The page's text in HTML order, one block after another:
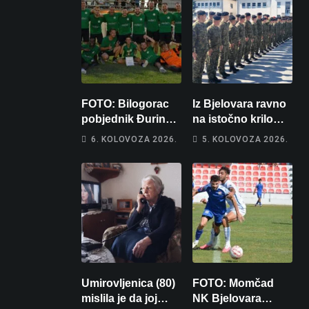
FOTO: Bilogorac
pobjednik Đurinog
memorijala
6. KOLOVOZA 2026.
Iz Bjelovara ravno
na istočno krilo
NATO-a: Evo kamo
vojnika i 6
vojnikinja
5. KOLOVOZA 2026.
Umirovljenica (80)
mislila je da joj
FOTO: Momčad
NK Bjelovara